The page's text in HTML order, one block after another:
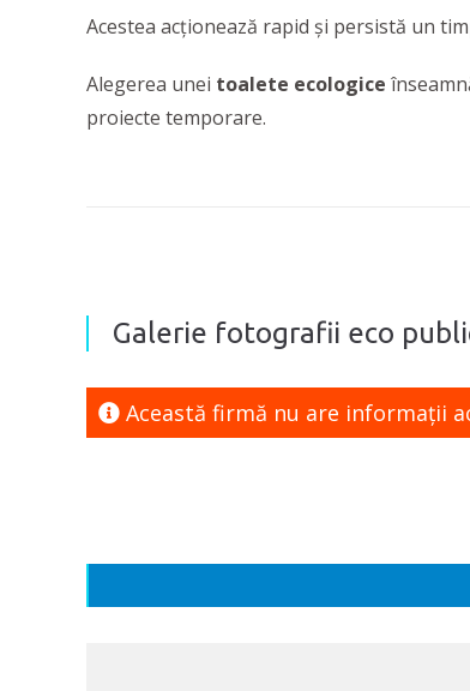
Acestea acționează rapid și persistă un
Alegerea unei toalete ecologice
proiecte temporare.
Galerie fotografii eco
Această firmă nu are informaţii